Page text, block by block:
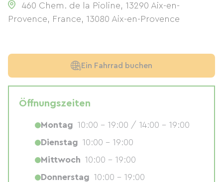
460 Chem. de la Pioline, 13290 Aix-en-
Provence, France, 13080 Aix-en-Provence
Ein Fahrrad buchen
Öffnungszeiten
Montag 10:00 - 19:00 / 14:00 - 19:00
Dienstag 10:00 - 19:00
Mittwoch 10:00 - 19:00
Donnerstag 10:00 - 19:00